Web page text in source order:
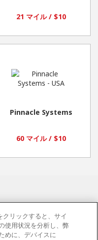
21 マイル / $10
Pinnacle Systems
60 マイル / $10
クリックすると、サイ
使用状況を分析し、弊
めに、デバイスに